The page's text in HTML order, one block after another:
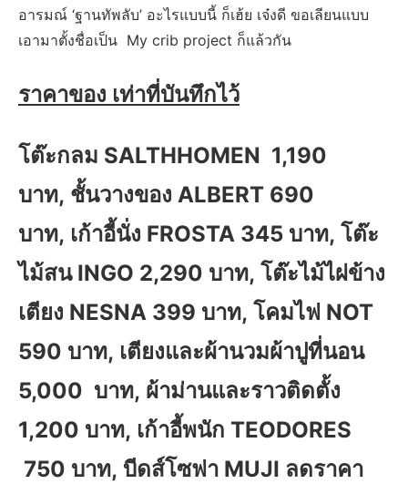
อารมณ์ ‘ฐานทัพลับ’ อะไรแบบนี้ ก็เฮ้ย เจ๋งดี ขอเลียนแบบ
เอามาตั้งชื่อเป็น My crib project ก็แล้วกัน
ราคาของ เท่าที่บันทึกไว้
โต๊ะกลม SALTHHOMEN 1,190
บาท, ชั้นวางของ ALBERT 690
บาท, เก้าอี้นั่ง FROSTA 345 บาท, โต๊ะ
ไม้สน INGO 2,290 บาท, โต๊ะไม้ไผ่ข้าง
เตียง NESNA 399 บาท, โคมไฟ NOT
590 บาท, เตียงและผ้านวมผ้าปูที่นอน
5,000 บาท, ผ้าม่านและราวติดตั้ง
1,200 บาท, เก้าอี้พนัก TEODORES
750 บาท, บีดส์โซฟา MUJI ลดราคา